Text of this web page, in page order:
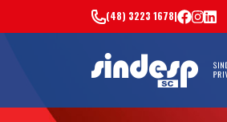
(48) 3223 1678|